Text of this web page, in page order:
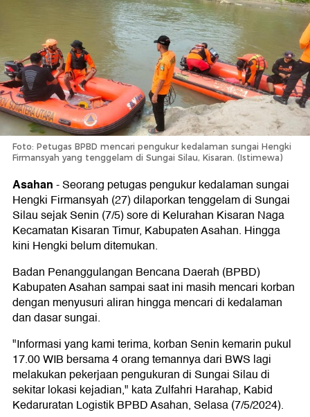
Foto: Petugas BPBD mencari pengukur kedalaman sungai Hengki
Firmansyah yang tenggelam di Sungai Silau, Kisaran. (Istimewa)
Asahan-Seorang petugas pengukur kedalaman sungai
Hengki Firmansyah (27) dilaporkan tenggelam di Sungai
Silau sejak Senin (7/5) sore di Kelurahan Kisaran Naga
Kecamatan Kisaran Timur, Kabupaten Asahan. Hingga
kini Hengki belum ditemukan.
Badan Penanggulangan Bencana Daerah (BPBD)
Kabupaten Asahan sampai saat ini masih mencari korban
dengan menyusuri aliran hingga mencari di kedalaman
dan dasar sungai.
"Informasi yang kami terima, korban Senin kemarin pukul
17.00 WIB bersama 4 orang temannya dari BWS lagi
melakukan pekerjaan pengukuran di Sungai Silau di
sekitar lokasi kejadian," kata Zulfahri Harahap, Kabid
Kedaruratan Logistik BPBD Asahan, Selasa (7/5/2024).